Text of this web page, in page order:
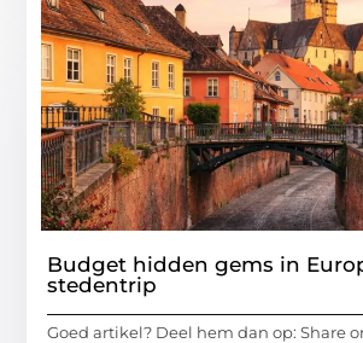
Budget hidden gems in
stedentrip
Goed artikel? Deel hem dan op: Share